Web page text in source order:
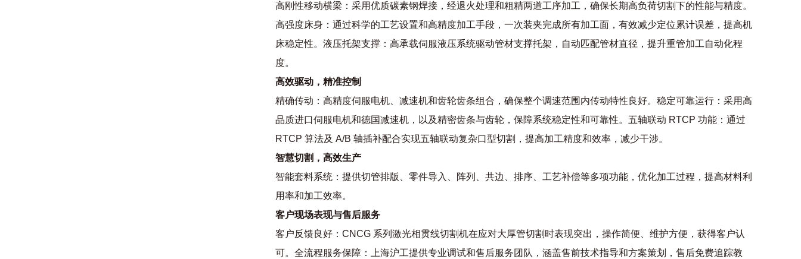
高刚性移动横梁：采用优质碳素钢焊接，经退火处理和粗精两道工序加工，确保长期高负荷切割下的性能与精度。
高强度床身：通过科学的工艺设置和高精度加工手段，一次装夹完成所有加工面，有效减少定位累计误差，提高机
床稳定性。液压托架支撑：高承载伺服液压系统驱动管材支撑托架，自动匹配管材直径，提升重管加工自动化程
度。
高效驱动，精准控制
精确传动：高精度伺服电机、减速机和齿轮齿条组合，确保整个调速范围内传动特性良好。稳定可靠运行：采用高
品质进口伺服电机和德国减速机，以及精密齿条与齿轮，保障系统稳定性和可靠性。五轴联动 RTCP 功能：通过
RTCP 算法及 A/B 轴插补配合实现五轴联动复杂口型切割，提高加工精度和效率，减少干涉。
智慧切割，高效生产
智能套料系统：提供切管排版、零件导入、阵列、共边、排序、工艺补偿等多项功能，优化加工过程，提高材料利
用率和加工效率。
客户现场表现与售后服务
客户反馈良好：CNCG 系列激光相贯线切割机在应对大厚管切割时表现突出，操作简便、维护方便，获得客户认
可。全流程服务保障：上海沪工提供专业调试和售后服务团队，涵盖售前技术指导和方案策划，售后免费追踪教